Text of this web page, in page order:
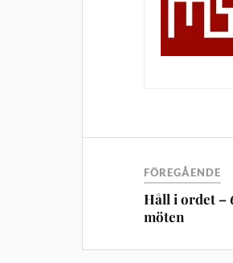
FÖREGÅENDE
Håll i ordet –
möten